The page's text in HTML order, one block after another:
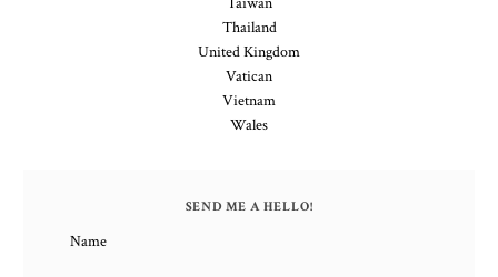
Thailand
United Kingdom
Vatican
Vietnam
Wales
SEND ME A HELLO!
Name